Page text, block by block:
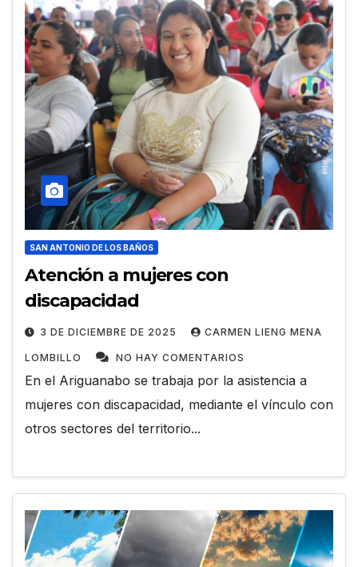
SAN ANTONIO DE LOS BAÑOS
Atención a mujeres con
discapacidad
3 DE DICIEMBRE DE 2025 CARMEN LIENG MENA
LOMBILLO NO HAY COMENTARIOS
En el Ariguanabo se trabaja por la asistencia a
mujeres con discapacidad, mediante el vínculo con
otros sectores del territorio...